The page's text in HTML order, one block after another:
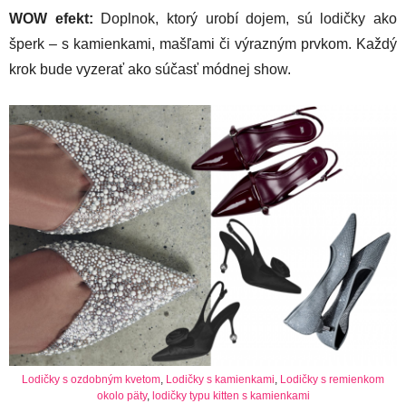
WOW efekt: Doplnok, ktorý urobí dojem, sú lodičky ako
šperk – s kamienkami, mašľami či výrazným prvkom. Každý
krok bude vyzerať ako súčasť módnej show.
Lodičky s ozdobným kvetom, Lodičky s kamienkami, Lodičky s remienkom
okolo päty, lodičky typu kitten s kamienkami